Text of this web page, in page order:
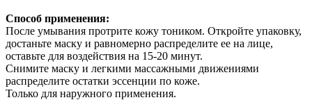
Способ применения:
После умывания протрите кожу тоником. Откройте упаковку,
достаньте маску и равномерно распределите ее на лице,
оставьте для воздействия на 15-20 минут.
Снимите маску и легкими массажными движениями
распределите остатки эссенции по коже.
Только для наружного применения.